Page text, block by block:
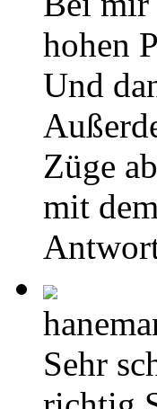
hohen
Und
Züge
mit
Sehr